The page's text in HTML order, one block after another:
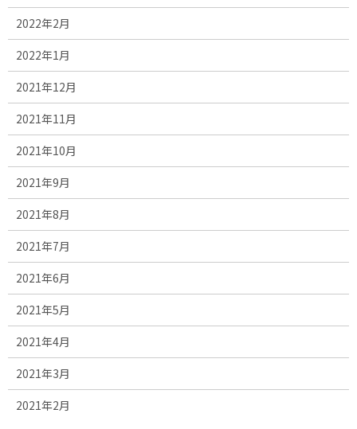
2022年2月
2022年1月
2021年12月
2021年11月
2021年10月
2021年9月
2021年8月
2021年7月
2021年6月
2021年5月
2021年4月
2021年3月
2021年2月